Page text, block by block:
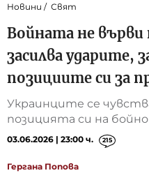
Новини Свят
Войната не върви
засилва ударите,
позициите си за
Украинците се
позицията си на
03.06.2026 | 23:00 ч. 215
Гергана Попова